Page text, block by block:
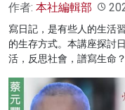
作者: 本社編輯部
寫日記，是有些人的生活
的生存方式。本講座探討
活，反思社會，譜寫生命